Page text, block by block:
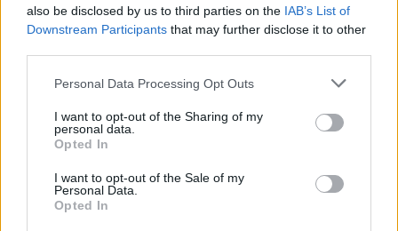
also be disclosed by us to third parties on the IAB’s List of
Downstream Participants that may further disclose it to other
Please note that this website/app uses one or more Google
not limited to your visit or usage behaviour. You may click to
grant or deny consent to Google and its third-party tags to
use your data for below specified purposes in below Google
consent section.
Personal Data Processing Opt Outs
I want to opt-out of the Sharing of my
personal data.
Opted In
I want to opt-out of the Sale of my
Personal Data.
Opted In
Τραγωδία στην Πάρο:
4χρονος βρέθηκε νεκρός
Πώς η
φωτιά στην
– Πάνω από 250